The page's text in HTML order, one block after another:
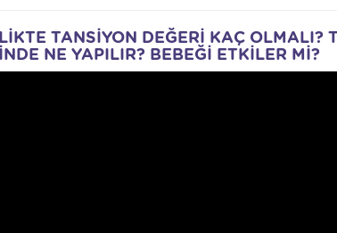
TANSİYON DEĞERİ KAÇ OLMALI?
NE YAPILIR? BEBEĞİ ETKİLER Mİ?